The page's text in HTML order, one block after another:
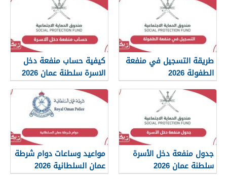
طريقة التسجيل في منفعة
الطفولة 2026
كيفية حساب منفعة دخل
الاسرة سلطنة عمان 2026
جدول منفعة دخل الأسرة
سلطنة عمان 2026
مواعيد وساعات دوام شرطة
عمان السلطانية 2026